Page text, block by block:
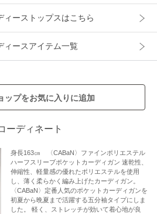
ーストップスはこちら
ィースアイテム一覧
ップをお気に入りに追加
ーディネート
身長163㎝ 〈CABaN〉ファインポリエステル
ハーフスリーブポケットカーディガン 速乾性、
伸縮性、軽量感の優れたポリエステルを使用
し、薄く柔らかく編み上げたカーディガン。
〈CABaN〉定番人気のポケットカーディガンを
初夏から晩夏まで活躍する五分袖タイプにしま
した。 軽く、ストレッチが効いて着心地が良